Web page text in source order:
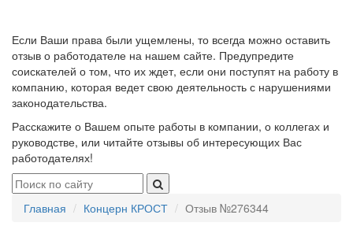
Если Ваши права были ущемлены, то всегда можно оставить
отзыв о работодателе на нашем сайте. Предупредите
соискателей о том, что их ждет, если они поступят на работу в
компанию, которая ведет свою деятельность с нарушениями
законодательства.
Расскажите о Вашем опыте работы в компании, о коллегах и
руководстве, или читайте отзывы об интересующих Вас
работодателях!
Главная Концерн КРОСТ Отзыв №276344